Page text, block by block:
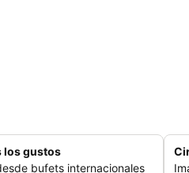
los gustos
bufets internacionales